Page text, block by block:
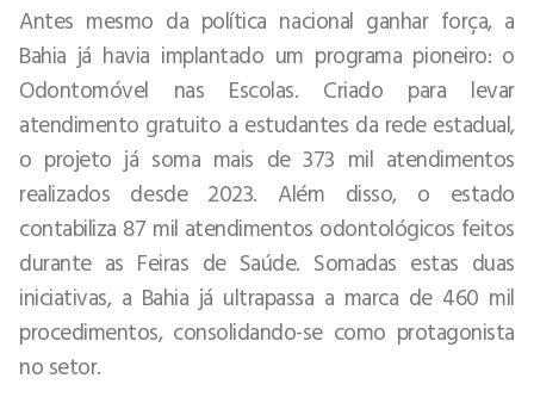
Antes mesmo da política nacional ganhar força, a
Bahia já havia implantado um programa pioneiro: o
Odontomóvel nas Escolas. Criado para levar
atendimento gratuito a estudantes da rede estadual,
o projeto já soma mais de 373 mil atendimentos
realizados desde 2023. Além disso, o estado
contabiliza 87 mil atendimentos odontológicos feitos
durante as Feiras de Saúde. Somadas estas duas
iniciativas, a Bahia já ultrapassa a marca de 460 mil
procedimentos, consolidando-se como protagonista
no setor.